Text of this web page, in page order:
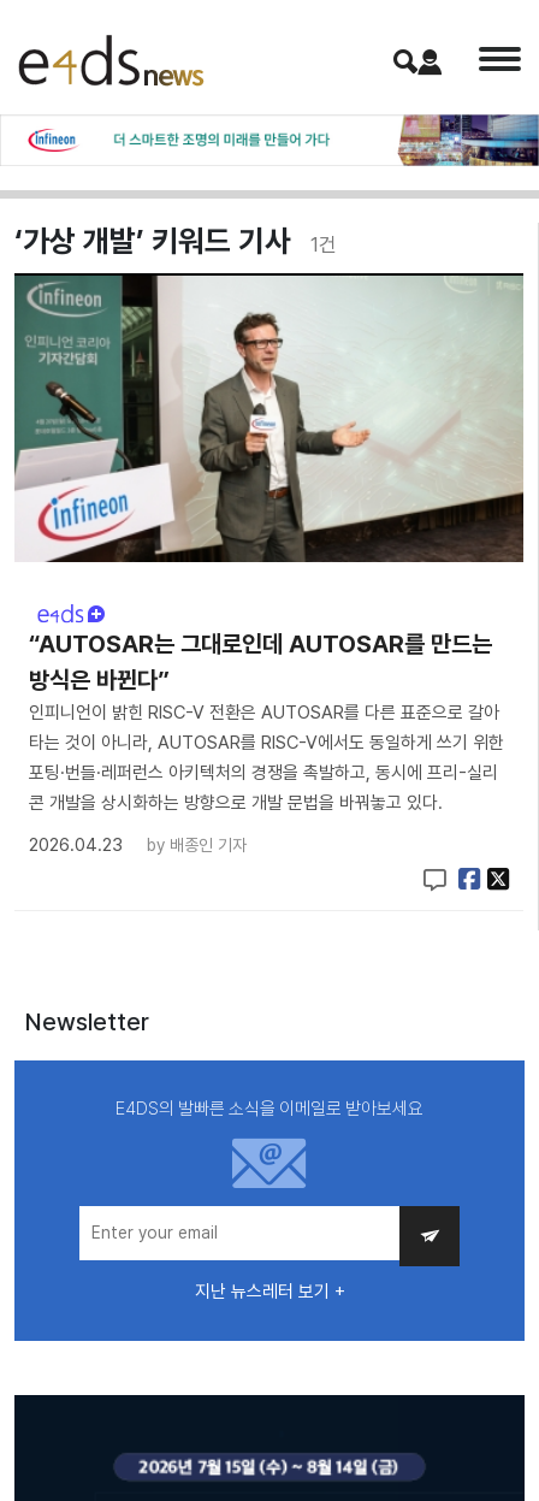
‘가상 개발’ 키워드 기사 1건
“AUTOSAR는 그대로인데 AUTOSAR를 만드는
방식은 바뀐다”
인피니언이 밝힌 RISC-V 전환은 AUTOSAR를 다른 표준으로 갈아
타는 것이 아니라, AUTOSAR를 RISC-V에서도 동일하게 쓰기 위한
포팅·번들·레퍼런스 아키텍처의 경쟁을 촉발하고, 동시에 프리-실리
콘 개발을 상시화하는 방향으로 개발 문법을 바꿔놓고 있다.
2026.04.23
by 배종인 기자
Newsletter
E4DS의 발빠른 소식을 이메일로 받아보세요
지난 뉴스레터 보기 +